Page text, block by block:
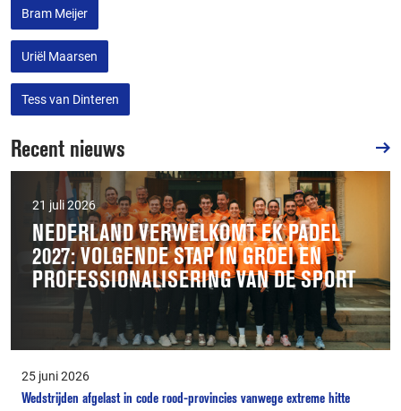
Bram Meijer
Uriël Maarsen
Tess van Dinteren
Recent nieuws
21 juli 2026
NEDERLAND VERWELKOMT EK PADEL
2027: VOLGENDE STAP IN GROEI EN
PROFESSIONALISERING VAN DE SPORT
25 juni 2026
Wedstrijden afgelast in code rood-provincies vanwege extreme hitte